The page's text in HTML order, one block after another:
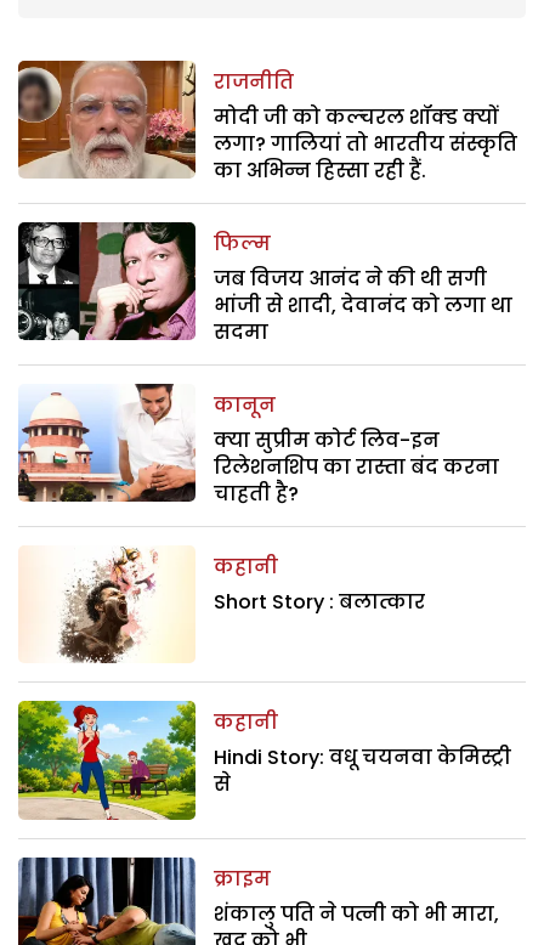
राजनीति
मोदी जी को कल्चरल शॉक्ड क्यों
लगा? गालियां तो भारतीय संस्कृति
का अभिन्न हिस्सा रही हैं.
फिल्म
जब विजय आनंद ने की थी सगी
भांजी से शादी, देवानंद को लगा था
सदमा
कानून
क्या सुप्रीम कोर्ट लिव-इन
रिलेशनशिप का रास्ता बंद करना
चाहती है?
कहानी
Short Story : बलात्कार
कहानी
Hindi Story: वधू चयनवा केमिस्ट्री
से
क्राइम
शंकालु पति ने पत्नी को भी मारा,